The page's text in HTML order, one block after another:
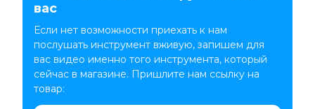
вас
Если нет возможности приехать к нам
послушать инструмент вживую, запишем для
вас видео именно того инструмента, который
сейчас в магазине. Пришлите нам ссылку на
товар: